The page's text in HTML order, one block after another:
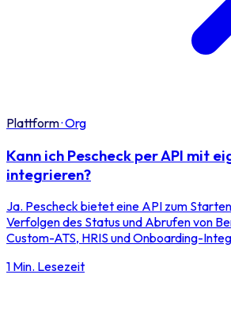
Plattform·Org
Kann ich Pescheck per API mit
integrieren?
Ja. Pescheck bietet eine API zum
Verfolgen des Status und Abrufen von
Custom-ATS, HRIS und Onboarding-
1 Min. Lesezeit